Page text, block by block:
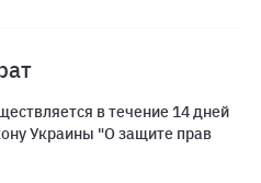
в течение 14 дней
Украины "О защите прав